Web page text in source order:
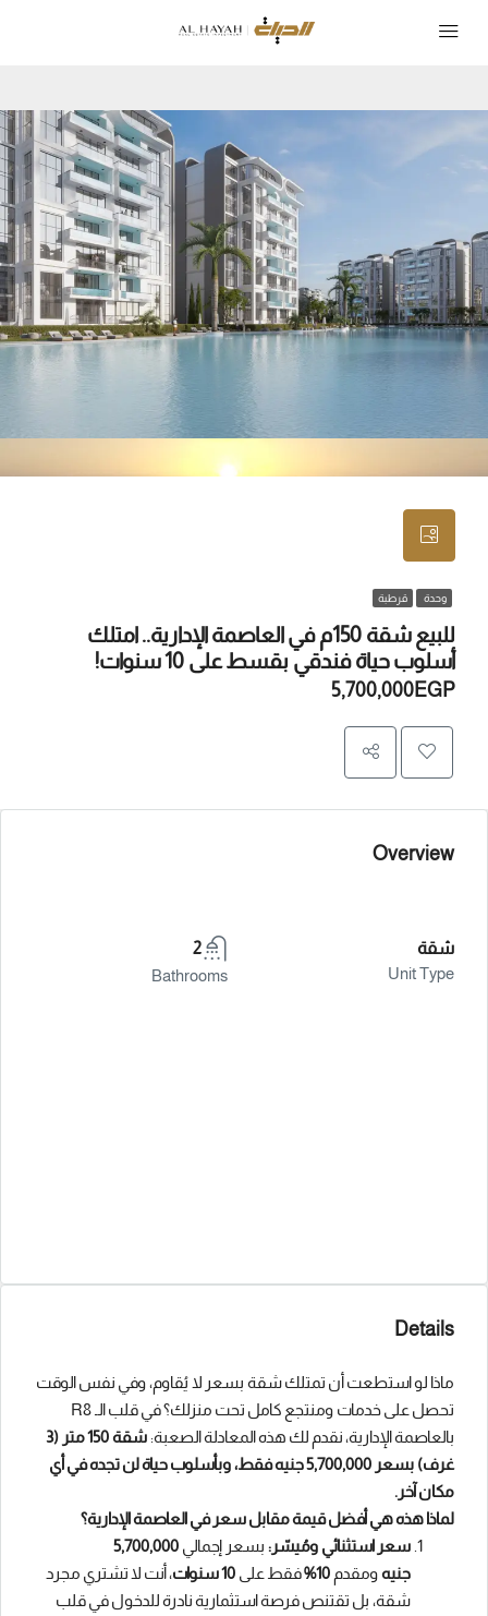
وحدة قرطبة
للبيع شقة 150م في العاصمة الإدارية.. امتلك
أسلوب حياة فندقي بقسط على 10 سنوات!
5,700,000EGP
Overview
شقة
Unit Type
2
Bathrooms
Details
ماذا لو استطعت أن تمتلك شقة بسعر لا يُقاوم، وفي نفس الوقت
تحصل على خدمات ومنتجع كامل تحت منزلك؟ في قلب الـ R8
بالعاصمة الإدارية، نقدم لك هذه المعادلة الصعبة:
شقة 150 متر (3
غرف) بسعر 5,700,000 جنيه فقط، وبأسلوب حياة لن تجده في أي
مكان آخر.
لماذا هذه هي أفضل قيمة مقابل سعر في العاصمة الإدارية؟
سعر استثنائي ومُيسّر: بسعر إجمالي 5,700,000
جنيهومقدم 10% فقط على 10 سنوات
، أنت لا تشتري مجرد
شقة، بل تقتنص فرصة استثمارية نادرة للدخول في قلب